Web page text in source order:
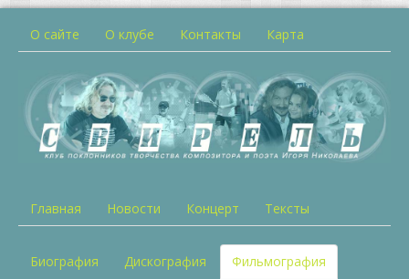
О сайте О клубе Контакты Карта
Главная Новости Концерт Тексты
Биография Дискография
Фильмография